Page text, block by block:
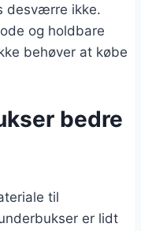
desværre ikke.
og holdbare
behøver at købe
bedre
til
er lidt